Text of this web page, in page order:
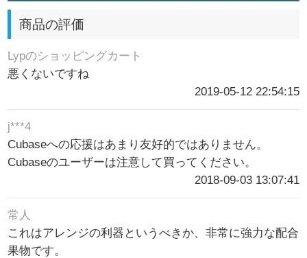
商品の評価
Lypのショッピングカート
悪くないですね
2019-05-12 22:54:15
j***4
Cubaseへの応援はあまり友好的ではありません。
Cubaseのユーザーは注意して買ってください。
2018-09-03 13:07:41
常人
これはアレンジの利器というべきか、非常に強力な配合
果物です。